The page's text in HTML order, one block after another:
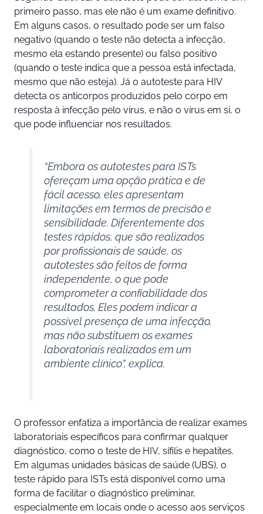
primeiro passo, mas ele não é um exame definitivo.
Em alguns casos, o resultado pode ser um falso
negativo (quando o teste não detecta a infecção,
mesmo ela estando presente) ou falso positivo
(quando o teste indica que a pessoa está infectada,
mesmo que não esteja). Já o autoteste para HIV
detecta os anticorpos produzidos pelo corpo em
resposta à infecção pelo vírus, e não o vírus em si, o
que pode influenciar nos resultados.
“Embora os autotestes para ISTs
ofereçam uma opção prática e de
fácil acesso, eles apresentam
limitações em termos de precisão e
sensibilidade. Diferentemente dos
testes rápidos, que são realizados
por profissionais de saúde, os
autotestes são feitos de forma
independente, o que pode
comprometer a confiabilidade dos
resultados. Eles podem indicar a
possível presença de uma infecção,
mas não substituem os exames
laboratoriais realizados em um
ambiente clínico”, explica.
O professor enfatiza a importância de realizar exames
laboratoriais específicos para confirmar qualquer
diagnóstico, como o teste de HIV, sífilis e hepatites.
Em algumas unidades básicas de saúde (UBS), o
teste rápido para ISTs está disponível como uma
forma de facilitar o diagnóstico preliminar,
especialmente em locais onde o acesso aos serviços